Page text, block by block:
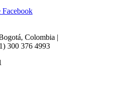
Facebook
Colombia |
300 376 4993